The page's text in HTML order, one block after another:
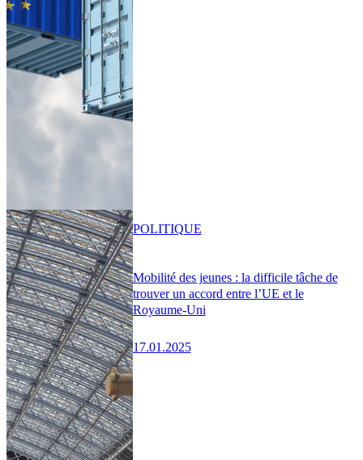
Mobilité des jeunes : la difficile tâche de
trouver un accord entre l’UE et le
Royaume-Uni
17.01.2025
POLITIQUE